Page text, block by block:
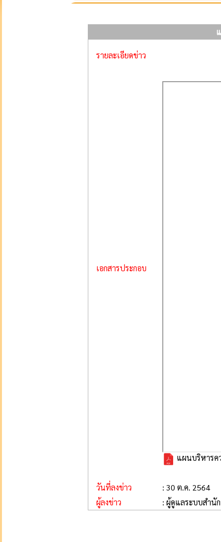
รายละเอียดข่าว
เอกสารประกอบ
แผนบริหารค
วันที่ลงข่าว
: 30 ต.ค. 2564
ผู้ลงข่าว
: ผู้ดูแลระบบสำนั